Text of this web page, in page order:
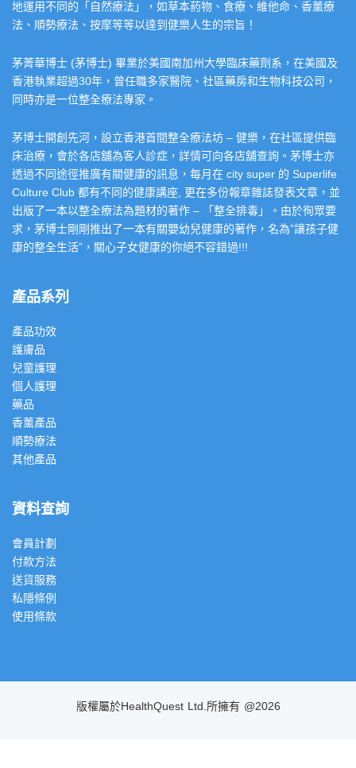
地運用不同的「自然療法」，如草本葯物、食療、維他命、香薰療
法、順勢療法、按摩等等以達到健樂人生的宗旨！
茅菁華博士 (茅博士) 畢業於美國南加州大學臨床藥劑系，在美國及
香港執業超過30年，曾任職多家醫院、社區藥房和生物科技公司，
同時亦是一位整全療法專家。
茅博士開創先河，設立香港首間整全療法坊 – 健樂，在社區提供臨
床治療，會於各店舖為客人診症，詳情可向各店舖查詢。茅博士亦
透過不同途徑推廣有關健康的訊息，每月在 city super 的 Superlife
Culture Club 都有不同的健康講座, 更在多份報章雜誌發表文章，並
出版了一本以整全療法為題材的著作 – 「整全排毒」。由於徇眾要
求，茅博士剛剛推出了一本有關嬰幼兒健康的著作，名為”讓孩子健
康的整全生活”，關心子女健康的你絕不容錯過!!!
產品系列
產品功效
護膚品
兒童護理
個人護理
藥品
香薰產品
順勢療法
其他產品
資料查詢
會員計劃
付款方法
送貨服務
私隱條例
使用條款
版權屬於HealthQuest Ltd.所擁有 @2026